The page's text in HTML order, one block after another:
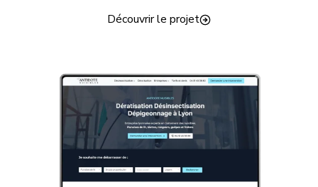
Découvrir le projet